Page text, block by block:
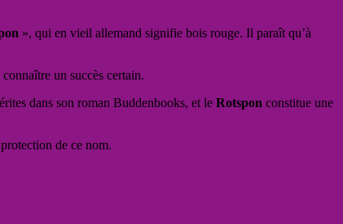
», qui en vieil allemand signifie bois rouge. Il paraît qu’à
un succès certain.
dans son roman Buddenbooks, et le Rotspon constitue une
de ce nom.